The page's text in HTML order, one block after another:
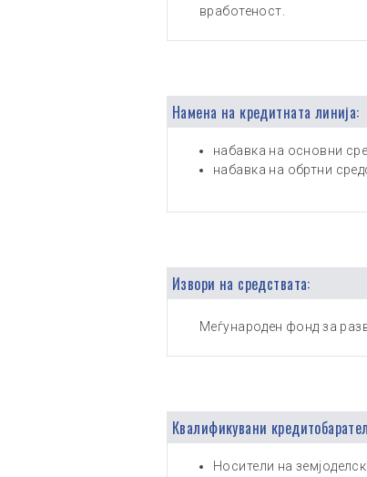
вработеност.
Намена на кредитната линија:
набавка на основни
набавка на обртни
Извори на средствата:
Меѓународен фонд за
Квалификувани
Носители на